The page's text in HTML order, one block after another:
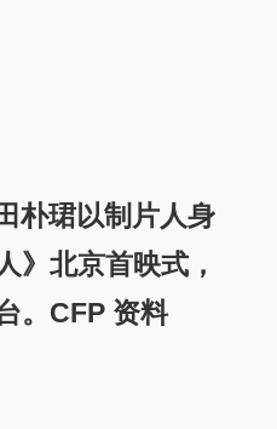
还是出版社的意
本书，是我个人